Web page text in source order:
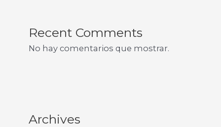
Recent Comments
No hay comentarios que mostrar.
Archives